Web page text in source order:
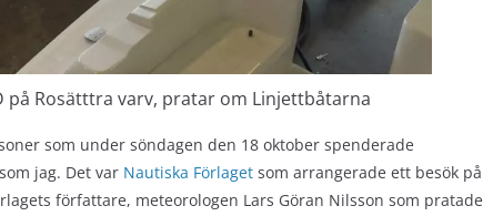
på Rosätttra varv, pratar om Linjettbåtarna
som under söndagen den 18 oktober spenderade
jag. Det var Nautiska Förlaget som arrangerade ett besök på
författare, meteorologen Lars Göran Nilsson som pratade